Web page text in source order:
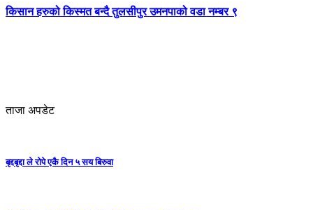
किसान हरुको किस्मत बन्दै तुलसीपुर उमनपाको वडा नम्बर ९
ताजा अपडेट
बृद्दबृद्दा ले रोपे एकै दिन ५ सय बिरुवा